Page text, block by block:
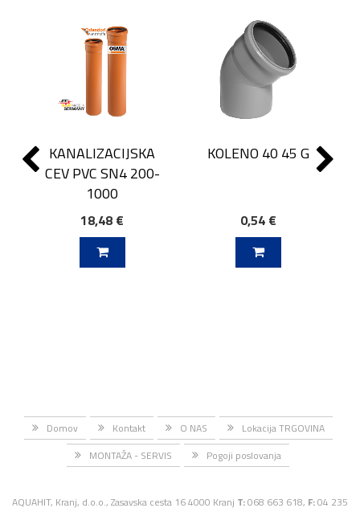
KANALIZACIJSKA
CEV PVC SN4 200-
1000
18,48 €
KOLENO 40 45 G
0,54 €
Domov Kontakt O NAS
Lokacija TRGOVINA
MONTAŽA - SERVIS
Pogoji poslovanja
AQUAHIT, Kranj, d.o.o., Zasavska cesta 16 4000 Kranj T:068 663 618, F:04 235